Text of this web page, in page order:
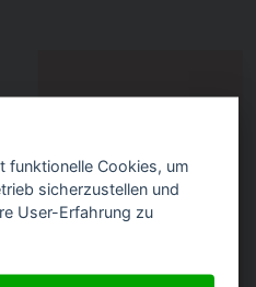
funktionelle Cookies, um
sicherzustellen und
User-Erfahrung zu